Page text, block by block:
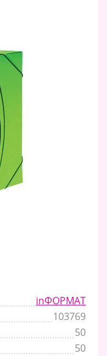
inФОРМАТ
103769
50
50